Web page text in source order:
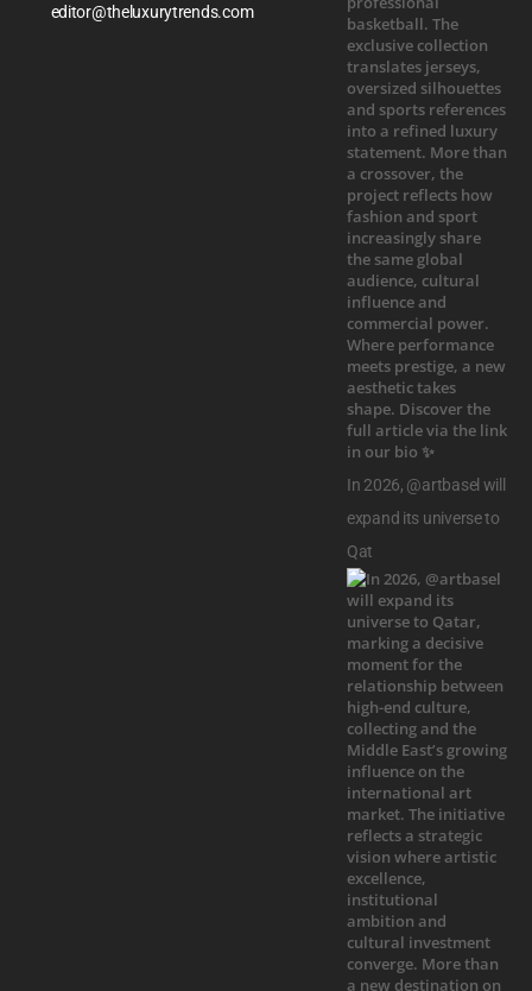
editor@theluxurytrends.com
In 2026, @artbasel will
expand its universe to
Qat